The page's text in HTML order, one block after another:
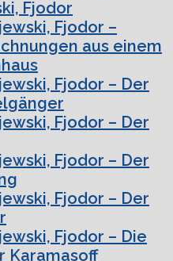
Fjodor
Fjodor –
aus einem
Fjodor – Der
Fjodor – Der
Fjodor – Der
Fjodor – Der
Fjodor – Die
Karamasoff